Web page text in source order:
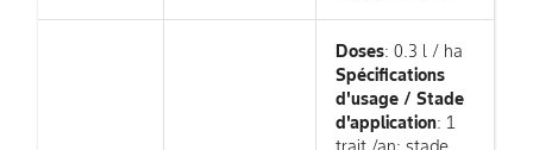
Doses: 0.3 l / ha
Spécifications
d'usage / Stade
d'application: 1